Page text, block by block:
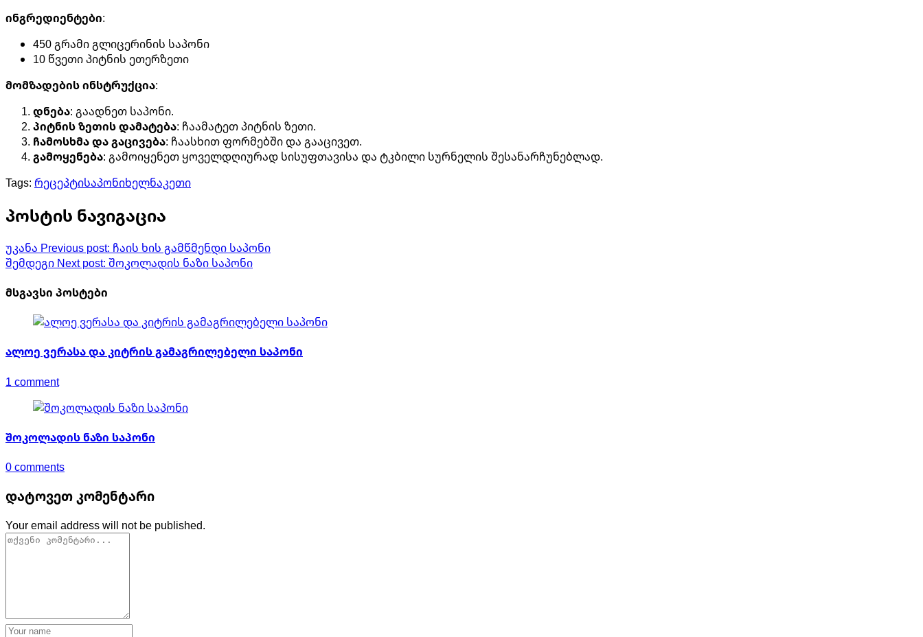
ინგრედიენტები:
450 გრამი გლიცერინის საპონი
10 წვეთი პიტნის ეთერზეთი
მომზადების ინსტრუქცია:
დნება: გაადნეთ საპონი.
პიტნის ზეთის დამატება: ჩაამატეთ პიტნის ზეთი.
ჩამოსხმა და გაცივება: ჩაასხით ფორმებში და გააცივეთ.
გამოყენება: გამოიყენეთ ყოველდღიურად სისუფთავისა და ტკბილი სურნელის შესანარჩუნებლად.
Tags: რეცეპტისაპონიხელნაკეთი
პოსტის ნავიგაცია
უკანა Previous post: ჩაის ხის გამწმენდი საპონი
შემდეგი Next post: შოკოლადის ნაზი საპონი
მსგავსი პოსტები
ალოე ვერასა და კიტრის გამაგრილებელი საპონი
1 comment
შოკოლადის ნაზი საპონი
0 comments
დატოვეთ კომენტარი
Your email address will not be published.